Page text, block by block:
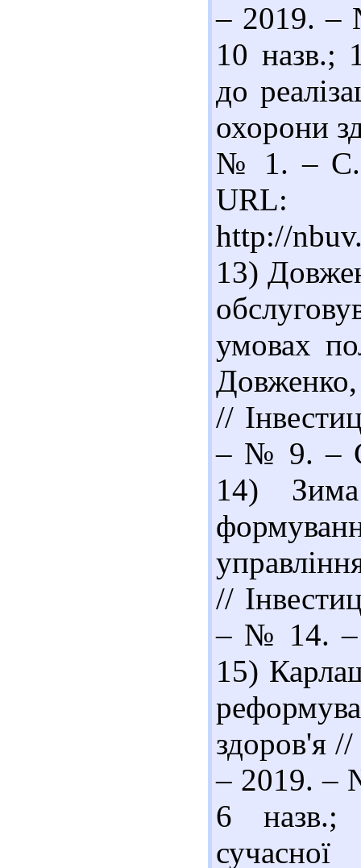
– 2019. –
10 назв.;
до
охорони
№ 1. – С.
URL:
http://
13)
умовах
//
– № 9. –
14)
//
– № 14. –
15)
здоров'я //
– 2019. –
6